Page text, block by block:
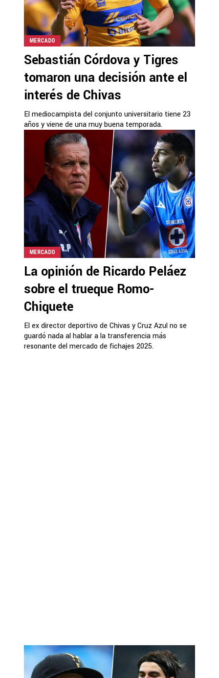
MERCADO
Sebastián Córdova y Tigres
tomaron una decisión ante el
interés de Chivas
El mediocampista del conjunto universitario tiene 23
años y viene de una muy buena temporada.
MERCADO
La opinión de Ricardo Peláez
sobre el trueque Romo-
Chiquete
El ex director deportivo de Chivas y Cruz Azul no se
guardó nada al hablar a la transferencia más
resonante del mercado de fichajes 2025.